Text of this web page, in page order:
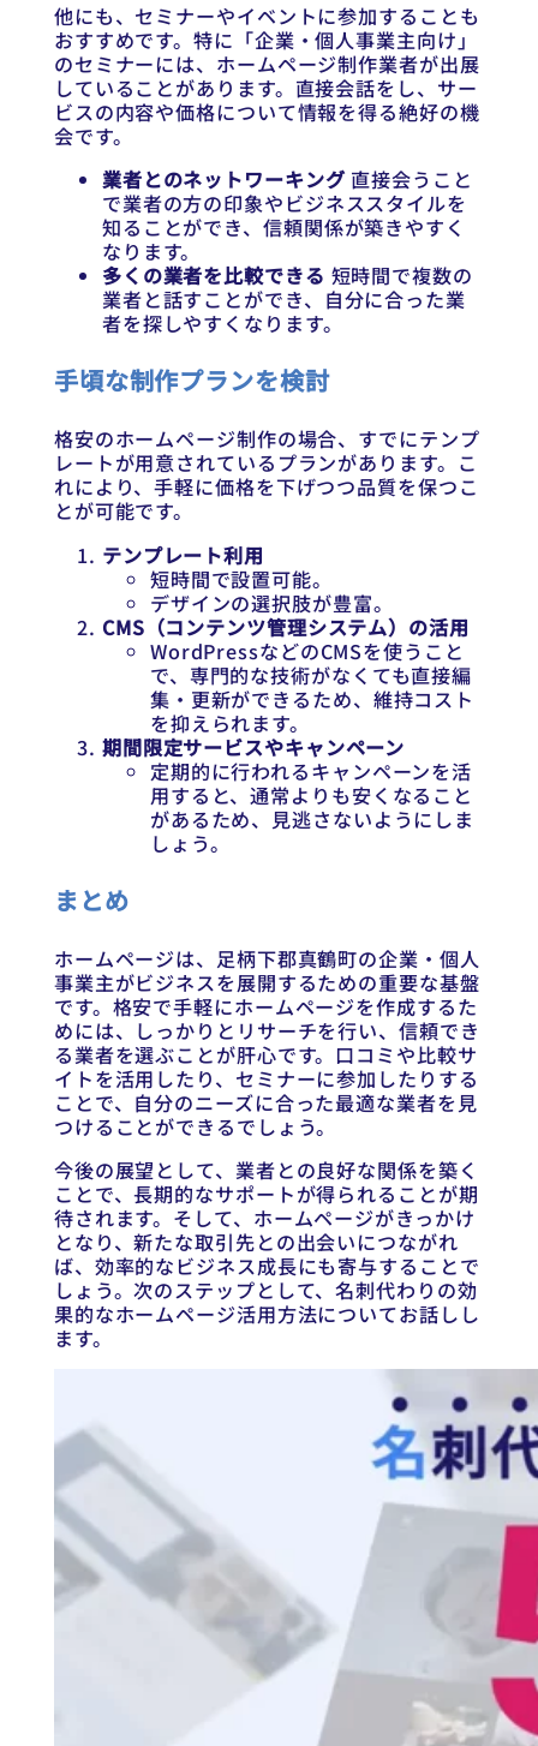
他にも、セミナーやイベントに参加することも
おすすめです。特に「企業・個人事業主向け」
のセミナーには、ホームページ制作業者が出展
していることがあります。直接会話をし、サー
ビスの内容や価格について情報を得る絶好の機
会です。
業者とのネットワーキング直接会うこと
で業者の方の印象やビジネススタイルを
知ることができ、信頼関係が築きやすく
なります。
多くの業者を比較できる 短時間で複数の
業者と話すことができ、自分に合った業
者を探しやすくなります。
手頃な制作プランを検討
格安のホームページ制作の場合、すでにテンプ
レートが用意されているプランがあります。こ
れにより、手軽に価格を下げつつ品質を保つこ
とが可能です。
テンプレート利用
短時間で設置可能。
デザインの選択肢が豊富。
CMS（コンテンツ管理システム）の活用
WordPressなどのCMSを使うこと
で、専門的な技術がなくても直接編
集・更新ができるため、維持コスト
を抑えられます。
期間限定サービスやキャンペーン
定期的に行われるキャンペーンを活
用すると、通常よりも安くなること
があるため、見逃さないようにしま
しょう。
まとめ
ホームページは、足柄下郡真鶴町の企業・個人
事業主がビジネスを展開するための重要な基盤
です。格安で手軽にホームページを作成するた
めには、しっかりとリサーチを行い、信頼でき
る業者を選ぶことが肝心です。口コミや比較サ
イトを活用したり、セミナーに参加したりする
ことで、自分のニーズに合った最適な業者を見
つけることができるでしょう。
今後の展望として、業者との良好な関係を築く
ことで、長期的なサポートが得られることが期
待されます。そして、ホームページがきっかけ
となり、新たな取引先との出会いにつながれ
ば、効率的なビジネス成長にも寄与することで
しょう。次のステップとして、名刺代わりの効
果的なホームページ活用方法についてお話しし
ます。